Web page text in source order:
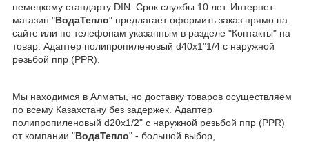
немецкому стандарту DIN. Срок службы 10 лет. Интернет-
магазин "ВодаТепло" предлагает оформить заказ прямо на
сайте или по телефонам указанным в разделе "Контакты" на
товар: Адаптер полипропиленовый d40x1"1/4 с наружной
резьбой ппр (PPR).
Мы находимся в Алматы, но доставку товаров осуществляем
по всему Казахстану без задержек. Адаптер
полипропиленовый d20x1/2" с наружной резьбой ппр (PPR)
от компании "ВодаТепло" - большой выбор,